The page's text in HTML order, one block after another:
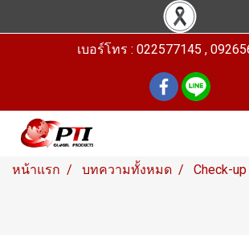
เบอร์โทร : 022577145 ,
หน้าแรก บทความทั้งหมด Check-up